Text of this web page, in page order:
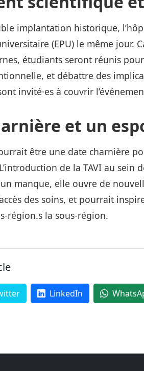
implantation historique,
(EPU) le même jour.
étudiants seront réunis
et débattre des
invité·es à couvrir
et un
être une date charnière
de la TAVI au sein
manque, elle ouvre de
des soins, et pourrait
la sous‑région.
LinkedIn